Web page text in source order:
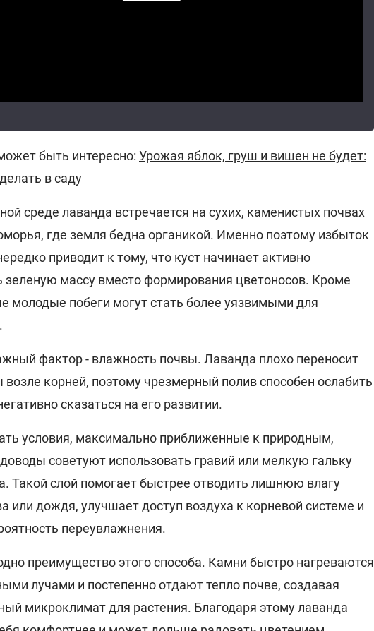
быть интересно: Урожая яблок, груш и вишен не будет:
в саду
среде лаванда встречается на сухих, каменистых почвах
где земля бедна органикой. Именно поэтому избыток
приводит к тому, что куст начинает активно
зеленую массу вместо формирования цветоносов. Кроме
молодые побеги могут стать более уязвимыми для
фактор - влажность почвы. Лаванда плохо переносит
возле корней, поэтому чрезмерный полив способен ослабить
сказаться на его развитии.
условия, максимально приближенные к природным,
советуют использовать гравий или мелкую гальку
Такой слой помогает быстрее отводить лишнюю влагу
или дождя, улучшает доступ воздуха к корневой системе и
переувлажнения.
преимущество этого способа. Камни быстро нагреваются
лучами и постепенно отдают тепло почве, создавая
микроклимат для растения. Благодаря этому лаванда